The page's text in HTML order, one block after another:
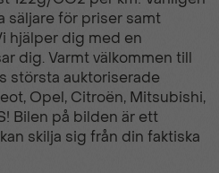
Bältespåminnare bak
Dimljus bak
säljare för priser samt
hjälper dig med en
dig. Varmt välkommen till
största auktoriserade
Opel, Citroën, Mitsubishi,
Bilen på bilden är ett
skilja sig från din faktiska